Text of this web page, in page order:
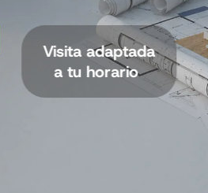
Visita adaptada
a tu horario